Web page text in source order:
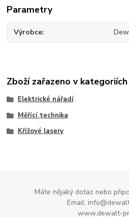
Parametry
Výrobce
Zboží zařazeno v kategoriích
Elektrické nářadí
Měřící technika
Křížové lasery
Máte nějaký dotaz nebo
Email:
www.dewalt-